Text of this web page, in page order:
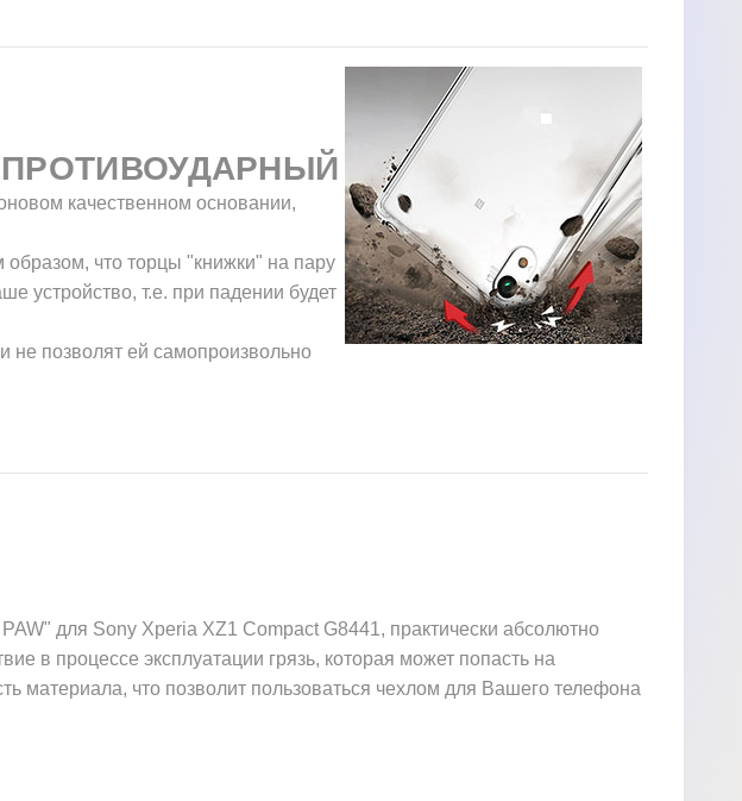
ПРОТИВОУДАРНЫЙ
качественном основании,
что торцы "книжки" на пару
устройство, т.е. при падении будет
не позволят ей самопроизвольно
для Sony Xperia XZ1 Compact G8441, практически абсолютно
в процессе эксплуатации грязь, которая может попасть на
материала, что позволит пользоваться чехлом для Вашего телефона